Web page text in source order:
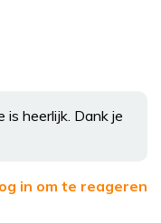
is heerlijk. Dank je
in om te reageren